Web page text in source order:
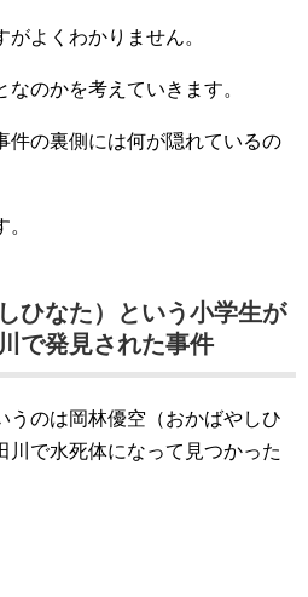
よくわかりません。
のかを考えていきます。
件の裏側には何が隠れているの
ひなた）という小学生が
で発見された事件
うのは岡林優空（おかばやしひ
川で水死体になって見つかった